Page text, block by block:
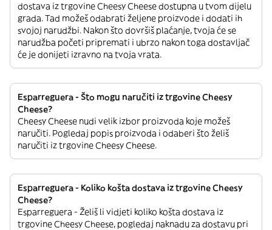
dostava iz trgovine Cheesy Cheese dostupna u tvom dijelu
grada. Tad možeš odabrati željene proizvode i dodati ih
svojoj narudžbi. Nakon što dovršiš plaćanje, tvoja će se
narudžba početi pripremati i ubrzo nakon toga dostavljač
će je donijeti izravno na tvoja vrata.
Esparreguera - Što mogu naručiti iz trgovine Cheesy
Cheese?
Cheesy Cheese nudi velik izbor proizvoda koje možeš
naručiti. Pogledaj popis proizvoda i odaberi što želiš
naručiti iz trgovine Cheesy Cheese.
Esparreguera - Koliko košta dostava iz trgovine Cheesy
Cheese?
Esparreguera - Želiš li vidjeti koliko košta dostava iz
trgovine Cheesy Cheese, pogledaj naknadu za dostavu pri